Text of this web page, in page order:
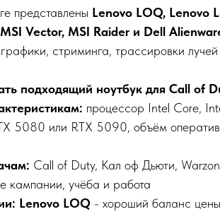
представлены Lenovo LOQ, Lenovo
Vector, MSI Raider и Dell
стриминга, трассировки
подходящий ноутбук для Call of
процессор Intel Core,
5080 или RTX 5090, объём
Call of Duty, Кал оф Дьюти,
кампании, учёба и работа
Lenovo LOQ - хороший баланс